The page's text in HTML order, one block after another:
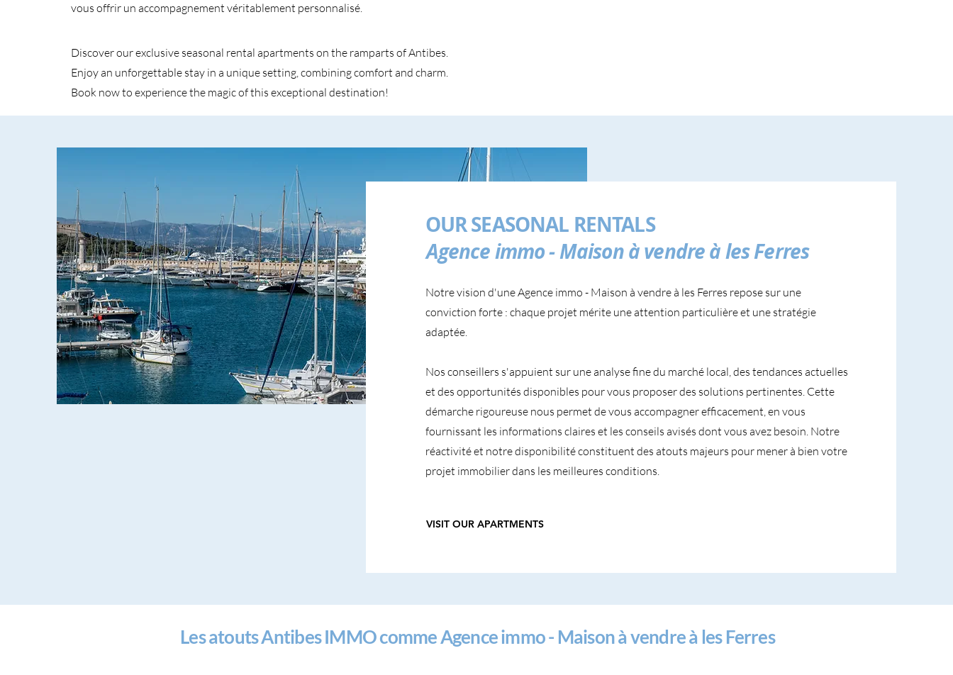
vous offrir un accompagnement véritablement personnalisé.
Discover our exclusive seasonal rental apartments on the ramparts of Antibes.
Enjoy an unforgettable stay in a unique setting, combining comfort and charm.
Book now to experience the magic of this exceptional destination!
OUR SEASONAL RENTALS
Agence immo - Maison à vendre à les Ferres
Notre vision d'une Agence immo - Maison à vendre à les Ferres repose sur une
conviction forte : chaque projet mérite une attention particulière et une stratégie
adaptée.
Nos conseillers s'appuient sur une analyse fine du marché local, des tendances actuelles
et des opportunités disponibles pour vous proposer des solutions pertinentes. Cette
démarche rigoureuse nous permet de vous accompagner efficacement, en vous
fournissant les informations claires et les conseils avisés dont vous avez besoin. Notre
réactivité et notre disponibilité constituent des atouts majeurs pour mener à bien votre
projet immobilier dans les meilleures conditions.
VISIT OUR APARTMENTS
Les atouts Antibes IMMO comme Agence immo - Maison à vendre à les Ferres